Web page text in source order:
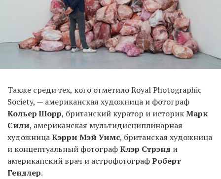
Также среди тех, кого отметило Royal Photographic
Society, — американская художница и фотограф
Кольер Шорр, британский куратор и историкМарк
Сили, американская мультидисциплинарная
художницаКэрри Мэй Уимс, британская художница
и концептуальный фотографКлэр Стрэнд и
американский врач и астрофотографРоберт
Гендлер.